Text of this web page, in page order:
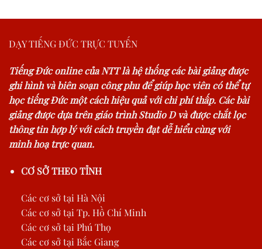
DẠY TIẾNG ĐỨC TRỰC TUYẾN
Tiếng Đức online của NTT là hệ thống các bài giảng được
ghi hình và biên soạn công phu để giúp học viên có thể tự
học tiếng Đức một cách hiệu quả với chi phí thấp. Các bài
giảng được dựa trên giáo trình Studio D và được chắt lọc
thông tin hợp lý với cách truyền đạt dễ hiểu cùng với
minh hoạ trực quan.
CƠ SỞ THEO TỈNH
Các cơ sở tại Hà Nội
Các cơ sở tại Tp. Hồ Chí Minh
Các cơ sở tại Phú Thọ
Các cơ sở tại Bắc Giang